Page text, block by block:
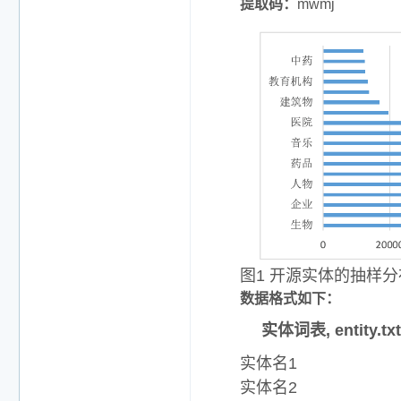
提取码： mwmj
图1 开源实体的抽样
数据格式如下：
实体词表, entity.txt
实体名1
实体名2